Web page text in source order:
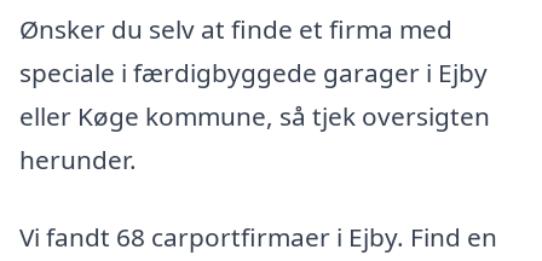
Ønsker du selv at finde et firma med
speciale i færdigbyggede garager i Ejby
eller Køge kommune, så tjek oversigten
herunder.
Vi fandt 68 carportfirmaer i Ejby. Find en